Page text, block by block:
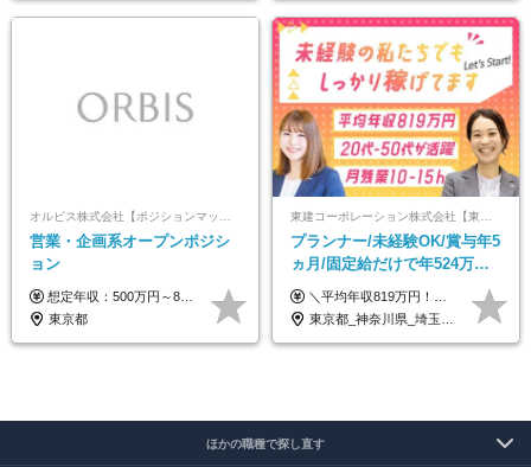
営業・企画系オープンポジシ
ョン
想定年収：500万円～800万円 ※ご経験やスキルに応じて決定します。 ※上記想定年収はあくまでも目安の金額であり、 選考を通じて上下する可能性があります。
東京都
プランナー/未経験OK/賞与年5
ヵ月/固定給だけで年524万円
可能/二人に一人が年収700万
円/休めて稼げる
＼平均年収819万円！社員の最大年収3,131万円／ ＼2人に1人が年収700万円以上／ ＼5人に1人が年収1,000万円以上！／ 固定給だけで、年収524万円も可能！ インセンティブだけでなく固定給でもしっかり稼げる仕組みです！ 【入社初年度】 年収400万～550万円＋インセンティブ →月給26万3,000円～29万5,600円＋賞与年2回（基本給×約5ヵ月分※前年度実績）＋インセンティブ＋各種手当 【インセンティブ】 1物件着工で目安80万～200万円 ※建物の契約金額実績によります 【各種手当】 ・都市手当…月1万円～3万円（首都圏・東海圏・関西圏で弊社指定の事業所に勤務する方が対象） ・家族手当…配偶者：月1万円、子供1名につき：月5千円 ・資格手当…FP資格1級：月1万円、2級：月5千円、3級：月3千円 ・役職手当…昇進欄に詳細記載（主任補：月5千円→主任：月1万円…） 【その他】 ※上記月給には、固定残業代【47時間分（7万3,800円以上）】が含まれます ※月平均残業時間は14時間と少なめです（2023年度） ※固定残業代の時間数を超える時間外労働は追加で支給 但し、時間数を超える時間外労働が発生する場合もあります（特別条項付き協定締結済）
東京都_神奈川県_埼玉県_千葉県_大阪府_愛知県_宮城県_茨城県_栃木県_群馬県_静岡県_兵庫県_京都府_福岡県
ほかの職種で探し直す